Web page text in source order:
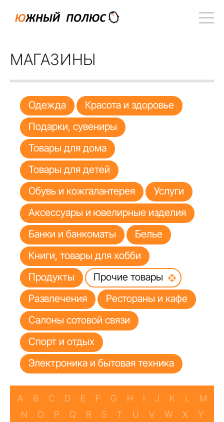
МАГАЗИНЫ
Одежда
Красота и здоровье
Подарки, сувениры
Товары для дома
Товары для детей
Обувь и кожгалантерея
Услуги
Аксессуары и ювелирные изделия
Банки и банкоматы
Белье
Книги, товары для хобби
Продукты
Прочие товары
Развлечения
Рестораны и кафе
Салоны сотовой связи
Спорт и отдых
Электроника и бытовая техника
A B C D E F G H I J K L
M
N
O P Q R S T U V W X
Y